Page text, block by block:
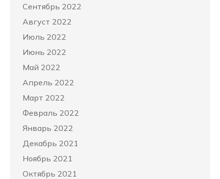
Сентябрь 2022
Август 2022
Июль 2022
Июнь 2022
Май 2022
Апрель 2022
Март 2022
Февраль 2022
Январь 2022
Декабрь 2021
Ноябрь 2021
Октябрь 2021